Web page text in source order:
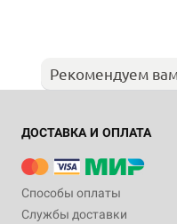
Рекомендуем
ДОСТАВКА И ОПЛАТА
Способы оплаты
Службы доставки